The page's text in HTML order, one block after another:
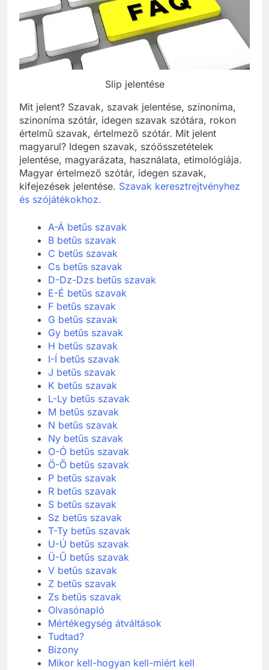
Slip jelentése
Mit jelent? Szavak, szavak jelentése, szinoníma,
szinoníma szótár, idegen szavak szótára, rokon
értelmű szavak, értelmező szótár. Mit jelent
magyarul? Idegen szavak, szóösszetételek
jelentése, magyarázata, használata, etimológiája.
Magyar értelmező szótár, idegen szavak,
kifejezések jelentése. Szavak keresztrejtvényhez
és szójátékokhoz.
A-Á betűs szavak
B betűs szavak
C betűs szavak
Cs betűs szavak
D-Dz-Dzs betűs szavak
E-É betűs szavak
F betűs szavak
G betűs szavak
Gy betűs szavak
H betűs szavak
I-Í betűs szavak
J betűs szavak
K betűs szavak
L-Ly betűs szavak
M betűs szavak
N betűs szavak
Ny betűs szavak
O-Ó betűs szavak
Ö-Ő betűs szavak
P betűs szavak
R betűs szavak
S betűs szavak
Sz betűs szavak
T-Ty betűs szavak
U-Ú betűs szavak
Ü-Ű betűs szavak
V betűs szavak
Z betűs szavak
Zs betűs szavak
Olvasónapló
Mértékegység átváltások
Tudtad?
Bizony
Mikor kell-hogyan kell-miért kell